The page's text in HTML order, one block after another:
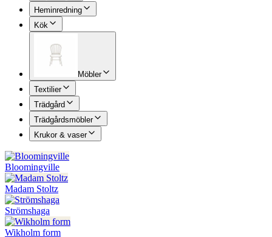
Heminredning
Kök
Möbler
Textilier
Trädgård
Trädgårdsmöbler
Krukor & vaser
Bloomingville
Madam Stoltz
Strömshaga
Wikholm form